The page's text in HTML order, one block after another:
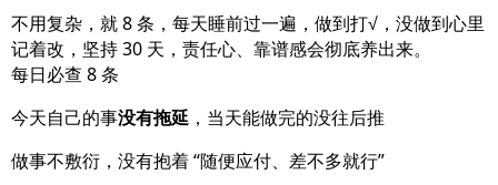
不用复杂，就 8 条，每天睡前过一遍，做到打√，没做到心里
记着改，坚持 30 天，责任心、靠谱感会彻底养出来。
每日必查 8 条
今天自己的事没有拖延 ，当天能做完的没往后推
做事不敷衍，没有抱着 “随便应付、差不多就行”